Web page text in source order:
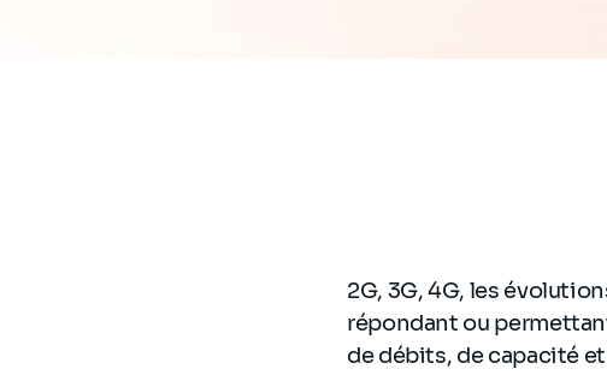
2G, 3G, 4G, les
répondant ou
de débits, de capacité